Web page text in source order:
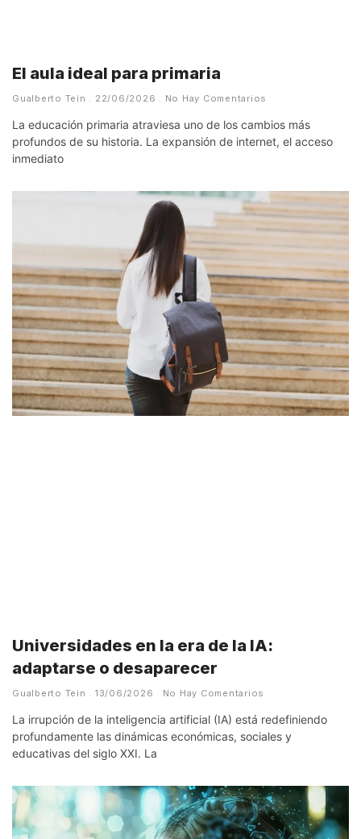
El aula ideal para primaria
Gualberto Tein 22/06/2026 No Hay Comentarios
La educación primaria atraviesa uno de los cambios más
profundos de su historia. La expansión de internet, el acceso
inmediato
Universidades en la era de la IA:
adaptarse o desaparecer
Gualberto Tein 13/06/2026 No Hay Comentarios
La irrupción de la inteligencia artificial (IA) está redefiniendo
profundamente las dinámicas económicas, sociales y
educativas del siglo XXI. La